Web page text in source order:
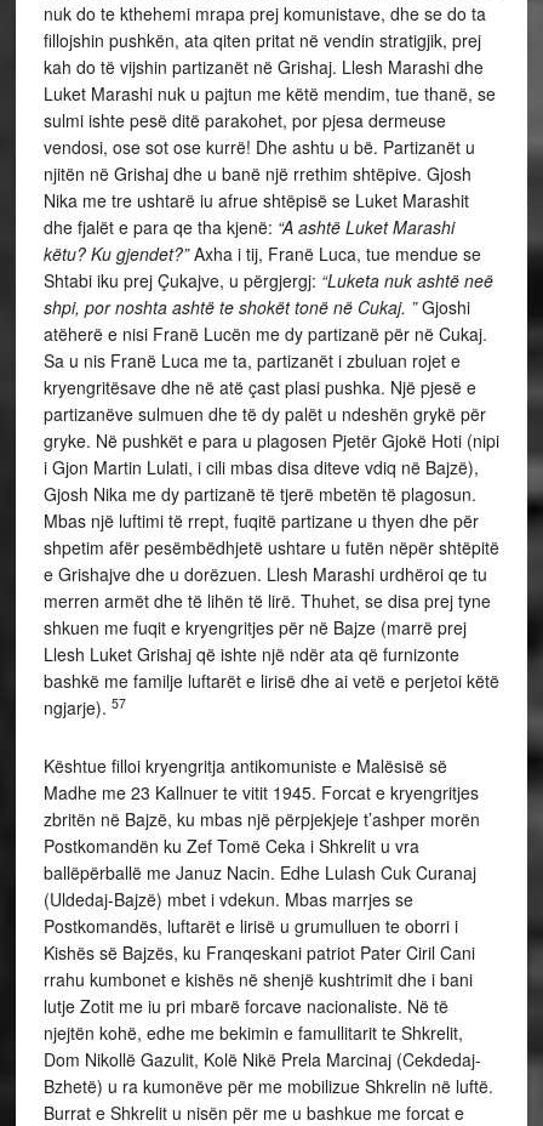
nuk do te kthehemi mrapa prej komunistave, dhe se do ta
fillojshin pushkën, ata qiten pritat në vendin stratigjik, prej
kah do të vijshin partizanët në Grishaj. Llesh Marashi dhe
Luket Marashi nuk u pajtun me këtë mendim, tue thanë, se
sulmi ishte pesë ditë parakohet, por pjesa dermeuse
vendosi, ose sot ose kurrë! Dhe ashtu u bë. Partizanët u
njitën në Grishaj dhe u banë një rrethim shtëpive. Gjosh
Nika me tre ushtarë iu afrue shtëpisë se Luket Marashit
dhe fjalët e para qe tha kjenë: “A ashtë Luket Marashi
këtu? Ku gjendet?”Axha i tij, Franë Luca, tue mendue se
Shtabi iku prej Çukajve, u përgjergj: “Luketa nuk ashtë neë
shpi, por noshta ashtë te shokët tonë në Cukaj. ”Gjoshi
atëherë e nisi Franë Lucën me dy partizanë për në Cukaj.
Sa u nis Franë Luca me ta, partizanët i zbuluan rojet e
kryengritësave dhe në atë çast plasi pushka. Një pjesë e
partizanëve sulmuen dhe të dy palët u ndeshën grykë për
gryke. Në pushkët e para u plagosen Pjetër Gjokë Hoti (nipi
i Gjon Martin Lulati, i cili mbas disa diteve vdiq në Bajzë),
Gjosh Nika me dy partizanë të tjerë mbetën të plagosun.
Mbas një luftimi të rrept, fuqitë partizane u thyen dhe për
shpetim afër pesëmbëdhjetë ushtare u futën nëpër shtëpitë
e Grishajve dhe u dorëzuen. Llesh Marashi urdhëroi qe tu
merren armët dhe të lihën të lirë. Thuhet, se disa prej tyne
shkuen me fuqit e kryengritjes për në Bajze (marrë prej
Llesh Luket Grishaj që ishte një ndër ata që furnizonte
bashkë me familje luftarët e lirisë dhe ai vetë e perjetoi këtë
ngjarje). 57
Kështue filloi kryengritja antikomuniste e Malësisë së
Madhe me 23 Kallnuer te vitit 1945. Forcat e kryengritjes
zbritën në Bajzë, ku mbas një përpjekjeje t’ashper morën
Postkomandën ku Zef Tomë Ceka i Shkrelit u vra
ballëpërballë me Januz Nacin. Edhe Lulash Cuk Curanaj
(Uldedaj-Bajzë) mbet i vdekun. Mbas marrjes se
Postkomandës, luftarët e lirisë u grumulluen te oborri i
Kishës së Bajzës, ku Franqeskani patriot Pater Ciril Cani
rrahu kumbonet e kishës në shenjë kushtrimit dhe i bani
lutje Zotit me iu pri mbarë forcave nacionaliste. Në të
njejtën kohë, edhe me bekimin e famullitarit te Shkrelit,
Dom Nikollë Gazulit, Kolë Nikë Prela Marcinaj (Cekdedaj-
Bzhetë) u ra kumonëve për me mobilizue Shkrelin në luftë.
Burrat e Shkrelit u nisën për me u bashkue me forcat e